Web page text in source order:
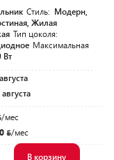
Стиль: Модерн,
Жилая
Тип цоколя:
Максимальная
Вт
/мес
/мес
В корзину